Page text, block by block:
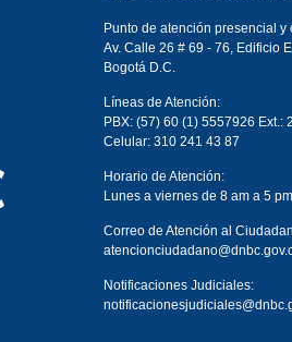
Punto de atención presencial
Av. Calle 26 # 69 - 76, Edificio
Bogotá D.C.
Líneas de Atención:
PBX: (57) 60 (1) 5557926 Ext.:
Celular: 310 241 43 87
Horario de Atención:
Lunes a viernes de 8 am a 5 pm
Correo de Atención al
Notificaciones Judiciales: